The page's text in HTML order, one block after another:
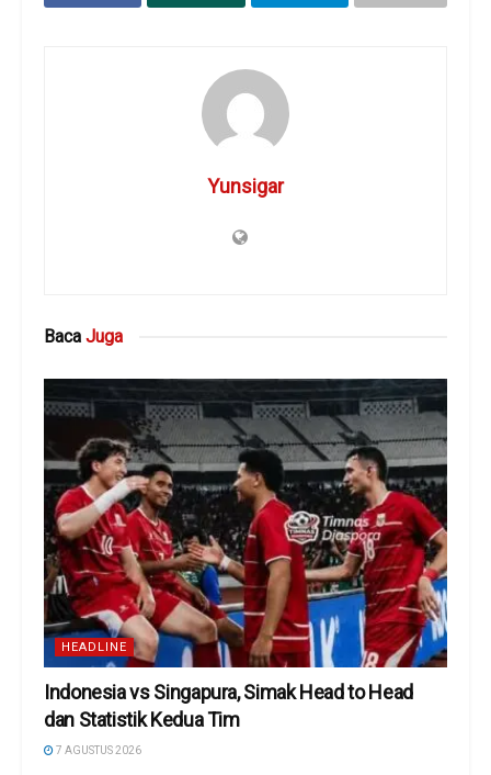
Yunsigar
Baca Juga
HEADLINE
Indonesia vs Singapura, Simak Head to Head
dan Statistik Kedua Tim
7 AGUSTUS 2026